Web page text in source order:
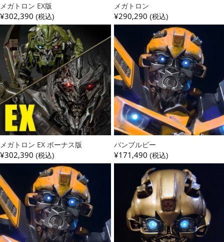
メガトロン EX版
¥302,390 (税込)
メガトロン
¥290,290 (税込)
メガトロン EX ボーナス版
¥302,390 (税込)
バンブルビー
¥171,490 (税込)